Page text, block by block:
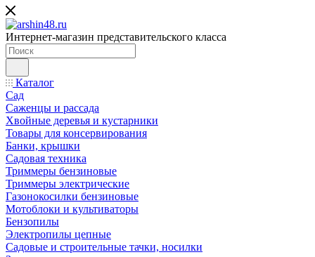
Интернет-магазин представительского класса
Каталог
Сад
Саженцы и рассада
Хвойные деревья и кустарники
Товары для консервирования
Банки, крышки
Садовая техника
Триммеры бензиновые
Триммеры электрические
Газонокосилки бензиновые
Мотоблоки и культиваторы
Бензопилы
Электропилы цепные
Садовые и строительные тачки, носилки